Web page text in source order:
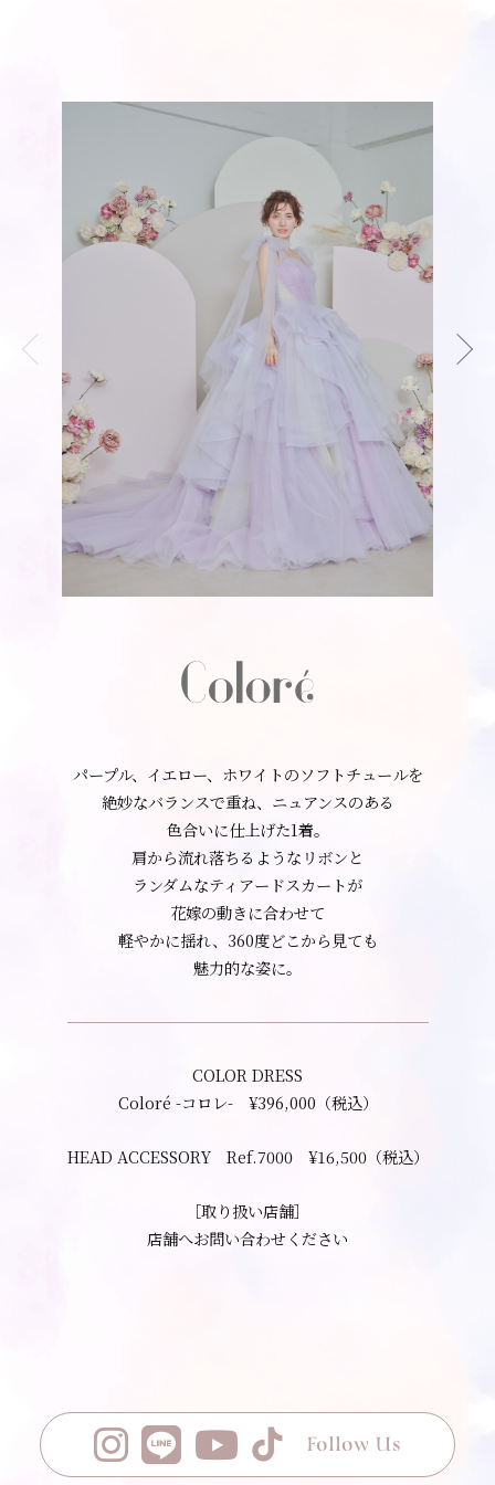
パープル、イエロー、ホワイトのソフトチュールを
絶妙なバランスで重ね、ニュアンスのある
色合いに仕上げた1着。
肩から流れ落ちるようなリボンと
ランダムなティアードスカートが
花嫁の動きに合わせて
軽やかに揺れ、360度どこから見ても
魅力的な姿に。
COLOR DRESS
Coloré -コロレ- ¥396,000（税込）
HEAD ACCESSORY Ref.7000 ¥16,500（税込）
［取り扱い店舗］
店舗へお問い合わせください
Follow Us